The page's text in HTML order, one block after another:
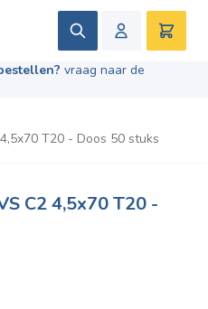
Zoek
vraag naar de
op 669recensies
T20 - Doos 50 stuks
C2 4,5x70 T20 -